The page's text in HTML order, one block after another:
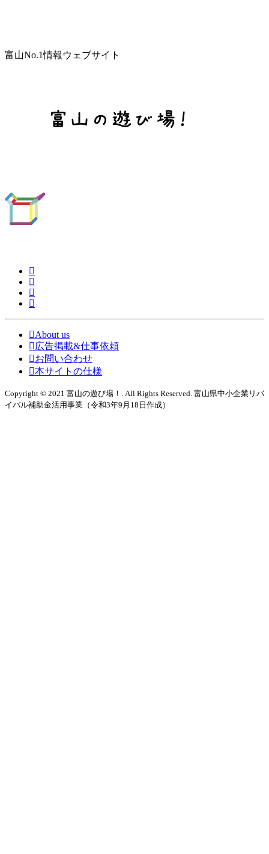
富山No.1情報ウェブサイト
About us
広告掲載&仕事依頼
お問い合わせ
本サイトの仕様
Copyright © 2021 富山の遊び場！. All Rights Reserved. 富山県中小企業リバ
イバル補助金活用事業（令和3年9月18日作成）